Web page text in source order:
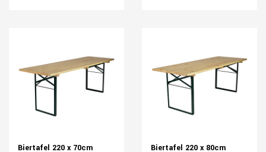
Biertafel 220 x 70cm
Biertafel 220 x 80cm